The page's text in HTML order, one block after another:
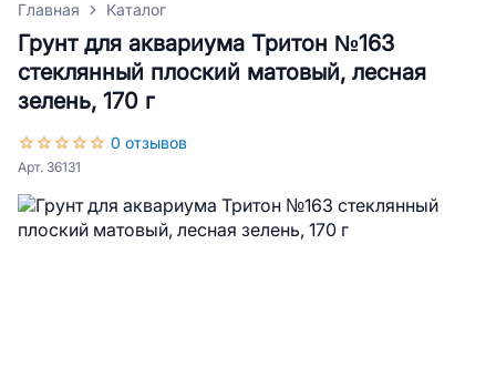
Главная Каталог
Грунт для аквариума Тритон №163
стеклянный плоский матовый, лесная
зелень, 170 г
0 отзывов
Арт. 36131